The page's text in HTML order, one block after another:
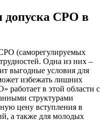
допуска СРО в
(саморегулируемых
Одна из них –
выгодные условия для
избежать лишних
работает в этой области с
структурами
цену вступления в
а также для молодых